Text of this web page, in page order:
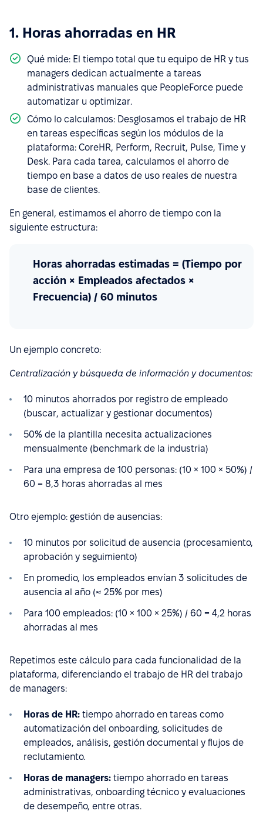
1. Horas ahorradas en HR
Qué mide: El tiempo total que tu equipo de HR y tus
managers dedican actualmente a tareas
administrativas manuales que PeopleForce puede
automatizar u optimizar.
Cómo lo calculamos: Desglosamos el trabajo de HR
en tareas específicas según los módulos de la
plataforma: CoreHR, Perform, Recruit, Pulse, Time y
Desk. Para cada tarea, calculamos el ahorro de
tiempo en base a datos de uso reales de nuestra
base de clientes.
En general, estimamos el ahorro de tiempo con la
siguiente estructura:
Horas ahorradas estimadas = (Tiempo por
acción × Empleados afectados ×
Frecuencia) / 60 minutos
Un ejemplo concreto:
Centralización y búsqueda de información y documentos:
10 minutos ahorrados por registro de empleado
(buscar, actualizar y gestionar documentos)
50% de la plantilla necesita actualizaciones
mensualmente (benchmark de la industria)
Para una empresa de 100 personas: (10 × 100 × 50%) /
60 = 8,3 horas ahorradas al mes
Otro ejemplo: gestión de ausencias:
10 minutos por solicitud de ausencia (procesamiento,
aprobación y seguimiento)
En promedio, los empleados envían 3 solicitudes de
ausencia al año (≈ 25% por mes)
Para 100 empleados: (10 × 100 × 25%) / 60 = 4,2 horas
ahorradas al mes
Repetimos este cálculo para cada funcionalidad de la
plataforma, diferenciando el trabajo de HR del trabajo
de managers:
Horas de HR: tiempo ahorrado en tareas como
automatización del onboarding, solicitudes de
empleados, análisis, gestión documental y flujos de
reclutamiento.
Horas de managers: tiempo ahorrado en tareas
administrativas, onboarding técnico y evaluaciones
de desempeño, entre otras.